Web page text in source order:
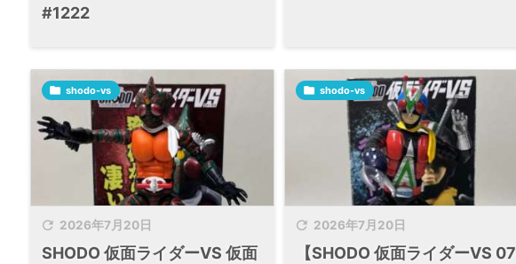
#1222
 2026年7月20日
 shodo-vs
SHODO 仮面ライダーVS 仮面
 2026年7月20日
 shodo-vs
【SHODO 仮面ライダーVS 07